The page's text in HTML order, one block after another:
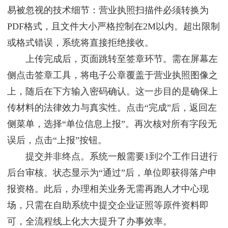
易被忽视的技术细节：营业执照扫描件必须转换为
PDF格式，且文件大小严格控制在2M以内。超出限制
或格式错误，系统将直接拒绝接收。
上传完成后，页面跳转至签章环节。需在屏幕左
侧点击签章工具，将电子公章覆盖于营业执照图像之
上，随后在下方输入密码确认。这一步目的是确保上
传材料的法律效力与真实性。点击“完成”后，返回左
侧菜单，选择“单位信息上报”。再次核对所有字段无
误后，点击“上报”按钮。
提交并非终点。系统一般需要1到2个工作日进行
后台审核。状态显示为“通过”后，单位即获得落户申
报资格。此后，办理相关业务无需再跑人才中心现
场，只需在自助系统中提交企业证照等原件资料即
可，全流程线上化大大提升了办事效率。